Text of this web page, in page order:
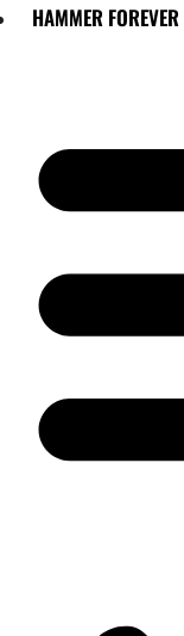
HAMMER FOREVER